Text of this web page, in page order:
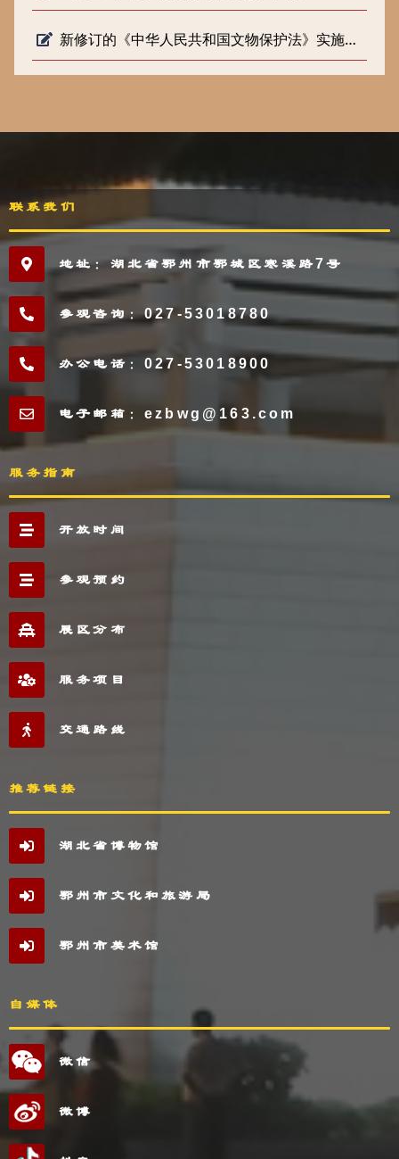
新修订的《中华人民共和国文物保护法》实施一周年
联系我们
地址：湖北省鄂州市鄂城区寒溪路7号
参观咨询：027-53018780
办公电话：027-53018900
电子邮箱：ezbwg@163.com
服务指南
开放时间
参观预约
展区分布
服务项目
交通路线
推荐链接
湖北省博物馆
鄂州市文化和旅游局
鄂州市美术馆
自媒体
微信
微博